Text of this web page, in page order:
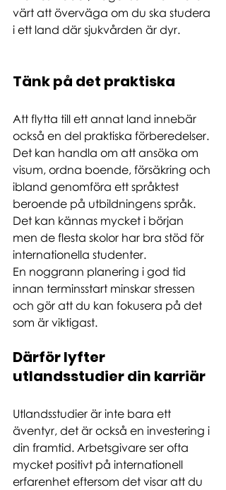
värt att överväga om du ska studera
i ett land där sjukvården är dyr.
Tänk på det praktiska
Att flytta till ett annat land innebär
också en del praktiska förberedelser.
Det kan handla om att ansöka om
visum, ordna boende, försäkring och
ibland genomföra ett språktest
beroende på utbildningens språk.
Det kan kännas mycket i början
men de flesta skolor har bra stöd för
internationella studenter.
En noggrann planering i god tid
innan terminsstart minskar stressen
och gör att du kan fokusera på det
som är viktigast.
Därför lyfter
utlandsstudier din karriär
Utlandsstudier är inte bara ett
äventyr, det är också en investering i
din framtid. Arbetsgivare ser ofta
mycket positivt på internationell
erfarenhet eftersom det visar att du